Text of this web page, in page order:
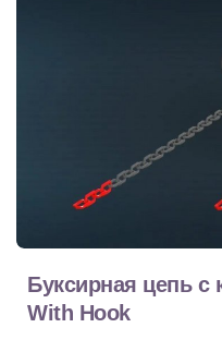
Буксирная цепь с
With Hook